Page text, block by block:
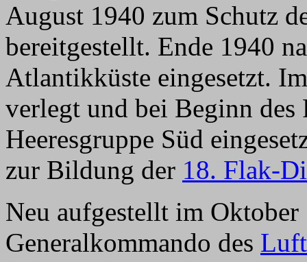
August 1940 zum Schutz
bereitgestellt. Ende 1940
Atlantikküste eingesetzt.
verlegt und bei Beginn des
Heeresgruppe Süd
zur Bildung der 18. Flak-
Neu aufgestellt im
Generalkommando des